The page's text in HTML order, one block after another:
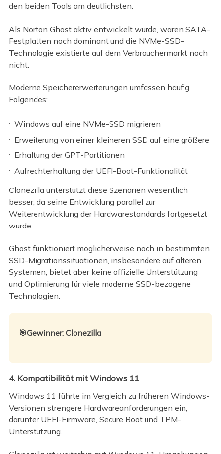
den beiden Tools am deutlichsten.
Als Norton Ghost aktiv entwickelt wurde, waren SATA-
Festplatten noch dominant und die NVMe-SSD-
Technologie existierte auf dem Verbrauchermarkt noch
nicht.
Moderne Speichererweiterungen umfassen häufig
Folgendes:
Windows auf eine NVMe-SSD migrieren
Erweiterung von einer kleineren SSD auf eine größere
Erhaltung der GPT-Partitionen
Aufrechterhaltung der UEFI-Boot-Funktionalität
Clonezilla unterstützt diese Szenarien wesentlich
besser, da seine Entwicklung parallel zur
Weiterentwicklung der Hardwarestandards fortgesetzt
wurde.
Ghost funktioniert möglicherweise noch in bestimmten
SSD-Migrationssituationen, insbesondere auf älteren
Systemen, bietet aber keine offizielle Unterstützung
und Optimierung für viele moderne SSD-bezogene
Technologien.
🎯Gewinner: Clonezilla
4. Kompatibilität mit Windows 11
Windows 11 führte im Vergleich zu früheren Windows-
Versionen strengere Hardwareanforderungen ein,
darunter UEFI-Firmware, Secure Boot und TPM-
Unterstützung.